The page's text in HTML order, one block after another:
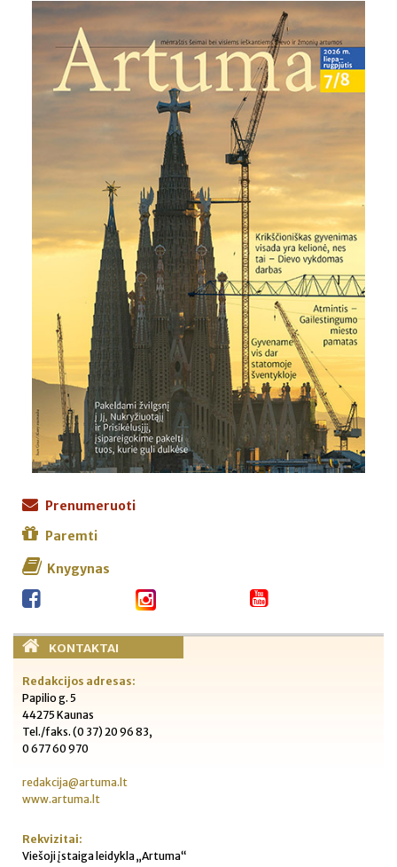
Prenumeruoti
Paremti
Knygynas
KONTAKTAI
Redakcijos adresas:
Papilio g. 5
44275 Kaunas
Tel./faks. (0 37) 20 96 83,
0 677 60 970
redakcija@artuma.lt
www.artuma.lt
Rekvizitai:
Viešoji įstaiga leidykla „Artuma“